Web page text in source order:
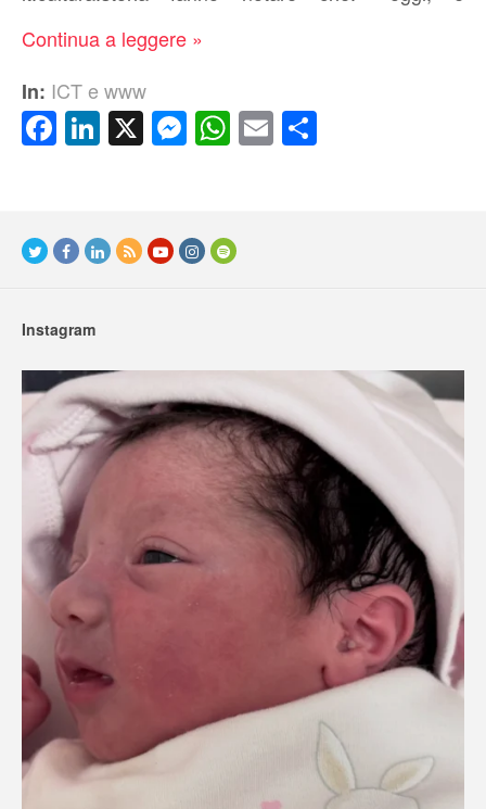
Continua a leggere »
In: ICT e www
Facebook
LinkedIn
X Messenger
WhatsApp
Email
Instagram